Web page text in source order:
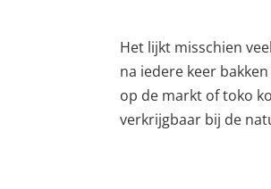
Het lijkt misschien
na iedere keer
op de markt of toko
verkrijgbaar bij de